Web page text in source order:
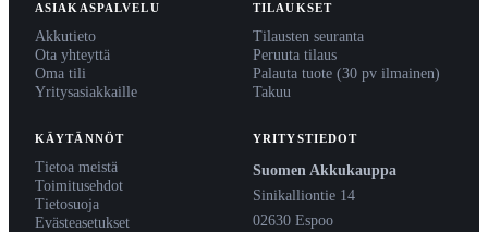
ASIAKASPALVELU
Akkutieto
Ota yhteyttä
Oma tili
Yritysasiakkaille
TILAUKSET
Tilausten seuranta
Peruuta tilaus
Palauta tuote (30 pv ilmainen)
Takuu
KÄYTÄNNÖT
Tietoa meistä
Toimitusehdot
Tietosuoja
Evästeasetukset
YRITYSTIEDOT
Suomen Akkukauppa
Sinikalliontie 14
02630 Espoo